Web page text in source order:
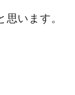
います。